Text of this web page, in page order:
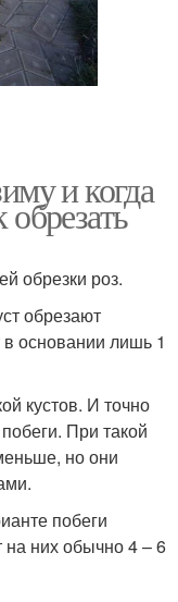
и когда
обрезки роз.
обрезают
в основании лишь 1
кустов. И точно
При такой
но они
побеги
на них обычно 4 – 6